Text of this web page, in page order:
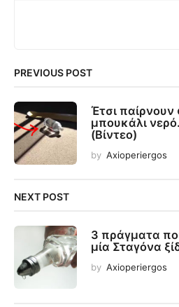
PREVIOUS POST
Έτσι
μπουκάλι
(Βίντεο)
by Axioperiergos
NEXT POST
3 πράγματα
μία Σταγόνα
by Axioperiergos